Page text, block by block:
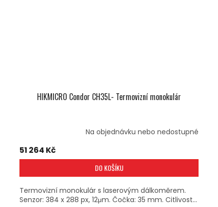
HIKMICRO Condor CH35L- Termovizní monokulár
Na objednávku nebo nedostupné
51 264 Kč
DO KOŠÍKU
Termovizní monokulár s laserovým dálkoměrem.
Senzor: 384 x 288 px, 12μm. Čočka: 35 mm. Citlivost...